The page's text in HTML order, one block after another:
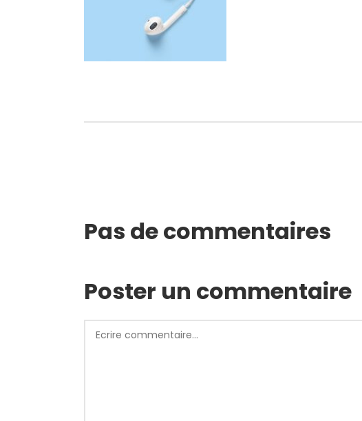
Pas de commentaires
Poster un commentaire